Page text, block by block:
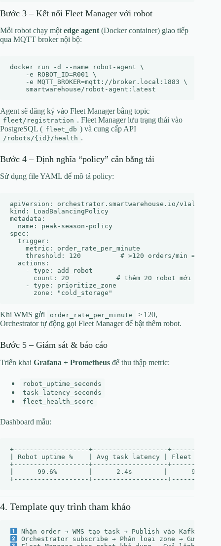
Bước 3 – Kết nối Fleet Manager với robot
Mỗi robot chạy một edge agent (Docker container) giao tiếp
qua MQTT broker nội bộ:
docker run -d --name robot-agent \
    -e ROBOT_ID=R001 \
    -e MQTT_BROKER=mqtt://broker.local:1883 \
Agent sẽ đăng ký vào Fleet Manager bằng topic
fleet/registration . Fleet Manager lưu trạng thái vào
PostgreSQL ( fleet_db ) và cung cấp API
/robots/{id}/health .
Bước 4 – Định nghĩa “policy” cân bằng tải
Sử dụng file YAML để mô tả policy:
apiVersion: orchestrator.smartwarehouse.io/v1alpha1
kind: LoadBalancingPolicy
metadata:
  name: peak-season-policy
spec:
  trigger:
    metric: order_rate_per_minute
threshold: 120          # >120 orders/min =>
  actions:
    - type: add_robot
count: 20            # thêm 20 robot mới từ
    - type: prioritize_zone
Khi WMS gửi order_rate_per_minute
> 120,
Orchestrator tự động gọi Fleet Manager để bật thêm robot.
Bước 5 – Giám sát & báo cáo
Triển khai Grafana + Prometheus để thu thập metric:
robot_uptime_seconds
task_latency_seconds
fleet_health_score
Dashboard mẫu:
+-------------------+-------------------
| Robot uptime %    | Avg task latency | Fleet
+-------------------+-------------------
|      99.6%        |      2.4s        |      98%
4. Template quy trình tham khảo